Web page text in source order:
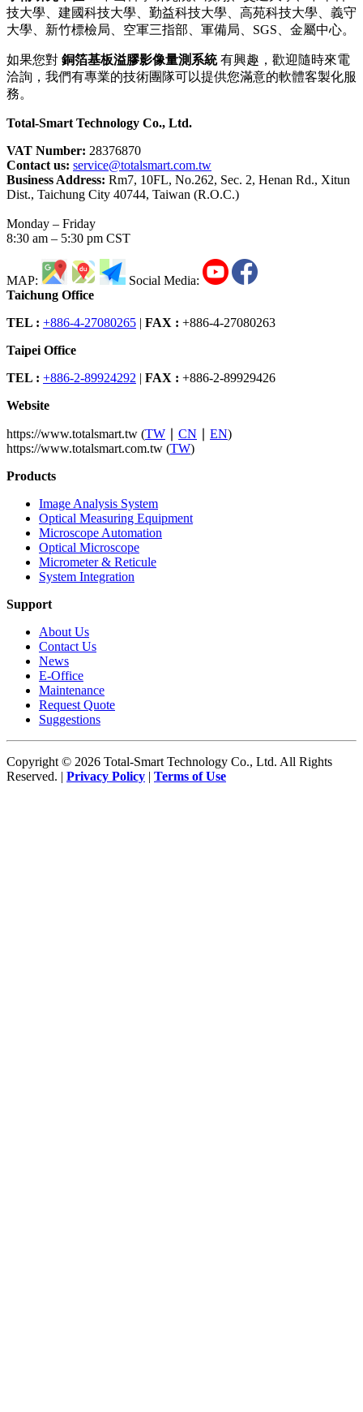
技大學、建國科技大學、勤益科技大學、高苑科技大學、義守
大學、新竹標檢局、空軍三指部、軍備局、SGS、金屬中心。
如果您對 銅箔基板溢膠影像量測系統有興趣，歡迎隨時來電
洽詢，我們有專業的技術團隊可以提供您滿意的軟體客製化服
務。
Total-Smart Technology Co., Ltd.
VAT Number: 28376870
Contact us: service@totalsmart.com.tw
Business Address: Rm7, 10FL, No.262, Sec. 2, Henan Rd., Xitun
Dist., Taichung City 40744, Taiwan (R.O.C.)
Monday – Friday
8:30 am – 5:30 pm CST
MAP:
Social Media:
Taichung Office
TEL : +886-4-27080265 | FAX : +886-4-27080263
Taipei Office
TEL : +886-2-89924292 | FAX : +886-2-89929426
Website
https://www.totalsmart.tw (TW CN EN)
https://www.totalsmart.com.tw (TW)
Products
Image Analysis System
Optical Measuring Equipment
Microscope Automation
Optical Microscope
Micrometer & Reticule
System Integration
Support
About Us
Contact Us
News
E-Office
Maintenance
Request Quote
Suggestions
Copyright © 2026 Total-Smart Technology Co., Ltd. All Rights
Reserved. | Privacy Policy | Terms of Use